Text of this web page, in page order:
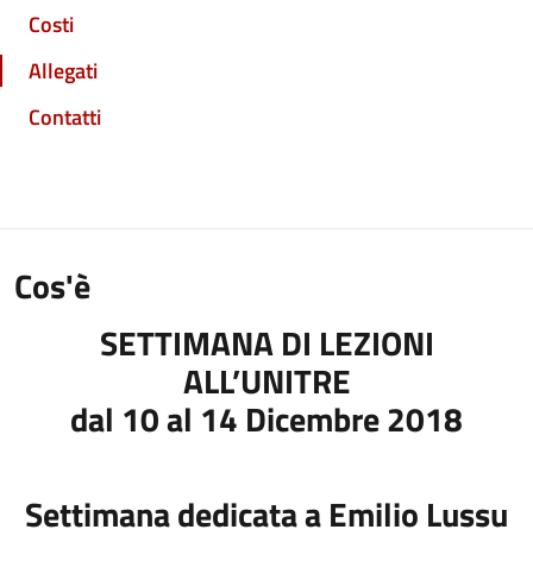
Costi
Allegati
Contatti
Cos'è
SETTIMANA DI LEZIONI
ALL’UNITRE
dal 10 al 14 Dicembre 2018
Settimana dedicata a Emilio Lussu